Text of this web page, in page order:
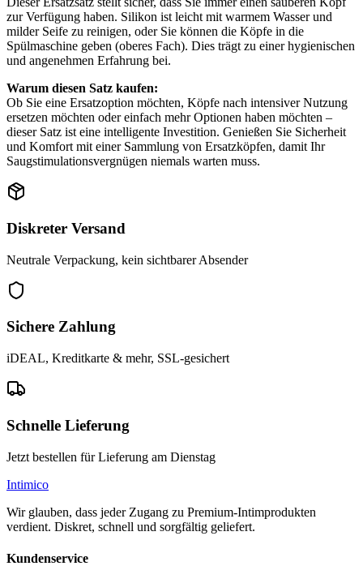
zur Verfügung haben. Silikon ist leicht mit warmem Wasser und
milder Seife zu reinigen, oder Sie können die Köpfe in die
Spülmaschine geben (oberes Fach). Dies trägt zu einer hygienischen
und angenehmen Erfahrung bei.
Warum diesen Satz kaufen:
Ob Sie eine Ersatzoption möchten, Köpfe nach intensiver Nutzung
ersetzen möchten oder einfach mehr Optionen haben möchten –
dieser Satz ist eine intelligente Investition. Genießen Sie Sicherheit
und Komfort mit einer Sammlung von Ersatzköpfen, damit Ihr
Saugstimulationsvergnügen niemals warten muss.
Diskreter Versand
Neutrale Verpackung, kein sichtbarer Absender
Sichere Zahlung
iDEAL, Kreditkarte & mehr, SSL-gesichert
Schnelle Lieferung
Jetzt bestellen für Lieferung am Dienstag
Intimico
Wir glauben, dass jeder Zugang zu Premium-Intimprodukten
verdient. Diskret, schnell und sorgfältig geliefert.
Kundenservice